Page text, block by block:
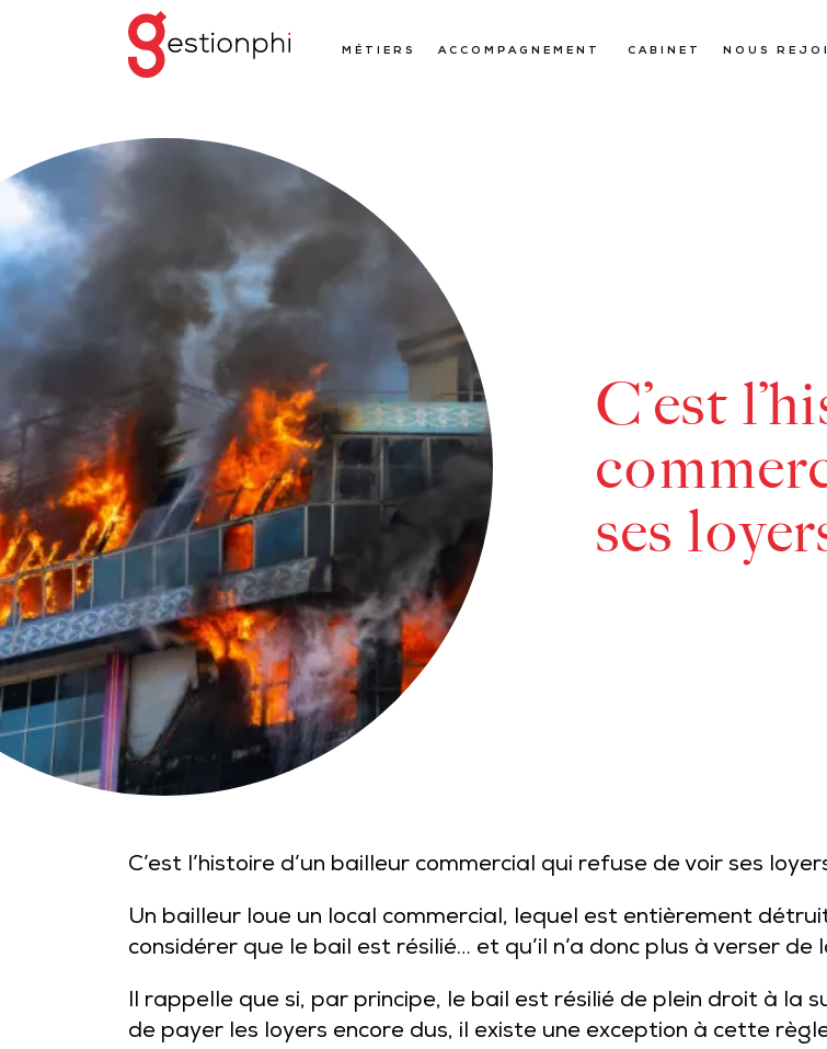
MÉTIERS ACCOMPAGNEMENT CABINET NOUS
C’est
ses
C’est l’histoire d’un bailleur commercial qui refuse de voir ses
Un bailleur loue un local commercial, lequel est entièrement
considérer que le bail est résilié… et qu’il n’a donc plus à verser
Il rappelle que si, par principe, le bail est résilié de plein droit à la
de payer les loyers encore dus, il existe une exception à cette